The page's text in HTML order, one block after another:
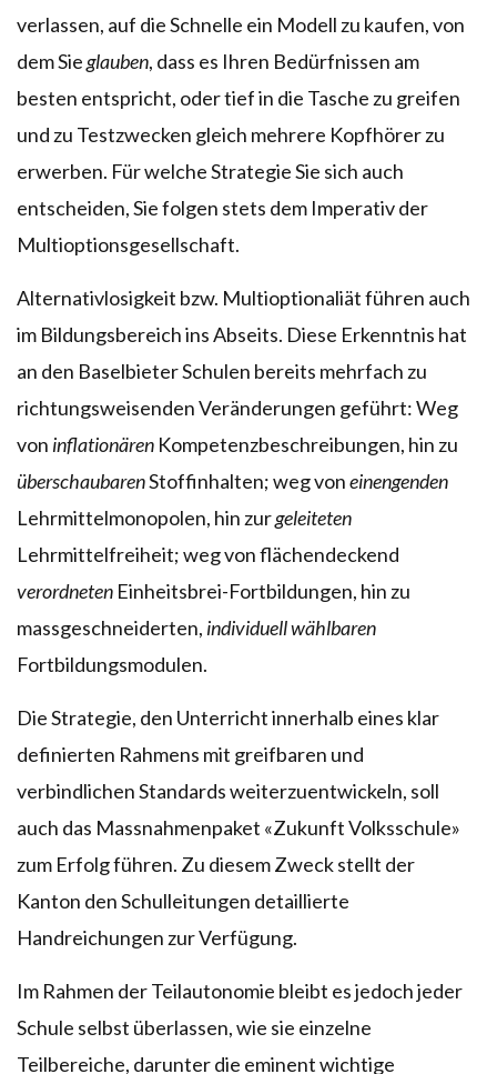
verlassen, auf die Schnelle ein Modell zu kaufen, von
dem Sieglauben, dass es Ihren Bedürfnissen am
besten entspricht, oder tief in die Tasche zu greifen
und zu Testzwecken gleich mehrere Kopfhörer zu
erwerben. Für welche Strategie Sie sich auch
entscheiden, Sie folgen stets dem Imperativ der
Multioptionsgesellschaft.
Alternativlosigkeit bzw. Multioptionaliät führen auch
im Bildungsbereich ins Abseits. Diese Erkenntnis hat
an den Baselbieter Schulen bereits mehrfach zu
richtungsweisenden Veränderungen geführt: Weg
von inflationären Kompetenzbeschreibungen, hin zu
überschaubarenStoffinhalten; weg voneinengenden
Lehrmittelmonopolen, hin zurgeleiteten
Lehrmittelfreiheit; weg von flächendeckend
verordneten Einheitsbrei-Fortbildungen, hin zu
massgeschneiderten, individuell wählbaren
Fortbildungsmodulen.
Die Strategie, den Unterricht innerhalb eines klar
definierten Rahmens mit greifbaren und
verbindlichen Standards weiterzuentwickeln, soll
auch das Massnahmenpaket «Zukunft Volksschule»
zum Erfolg führen. Zu diesem Zweck stellt der
Kanton den Schulleitungen detaillierte
Handreichungen zur Verfügung.
Im Rahmen der Teilautonomie bleibt es jedoch jeder
Schule selbst überlassen, wie sie einzelne
Teilbereiche, darunter die eminent wichtige